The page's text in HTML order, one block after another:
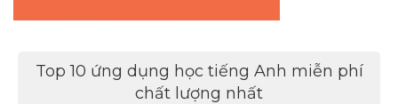
Điều
Top 10 ứng dụng học tiếng Anh miễn phí
chất lượng nhất